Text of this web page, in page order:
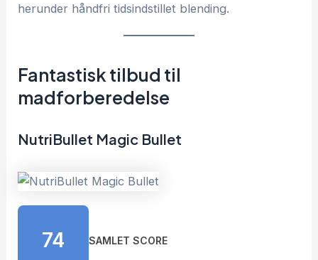
herunder håndfri tidsindstillet blending.
Fantastisk tilbud til
madforberedelse
NutriBullet Magic Bullet
74 SAMLET SCORE